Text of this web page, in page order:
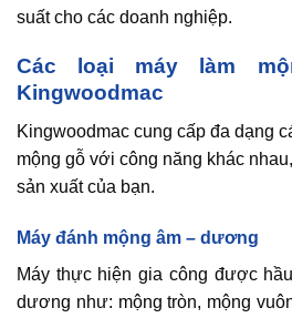
suất cho các doanh nghiệp.
Các loại máy làm
Kingwoodmac
Kingwoodmac cung cấp đa dạng
mộng gỗ với công năng khác
sản xuất của bạn.
Máy đánh mộng âm – dương
Máy thực hiện gia công được
dương như: mộng tròn, mộng